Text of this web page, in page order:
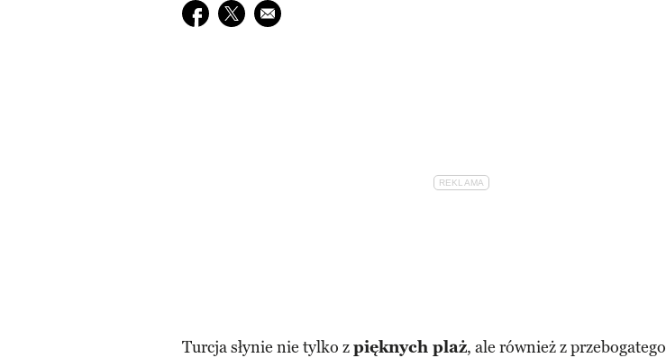
Udostępnij na facebook
Udostępnij na twitter
E-mail do przyjaciela
Turcja słynie nie tylko zpięknych plaż, ale również z przebogatego